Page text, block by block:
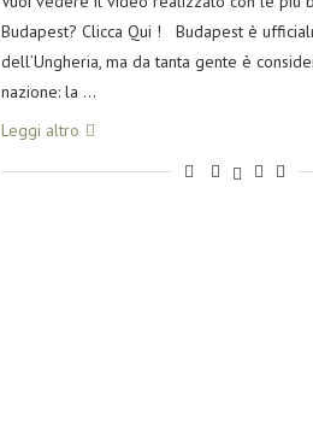
Budapest? Clicca Qui ! Budapest è
dell’Ungheria, ma da tanta gente è
nazione: la …
Leggi altro